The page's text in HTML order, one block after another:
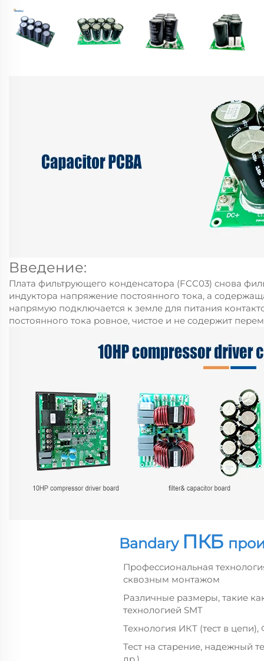
Введение:
Плата фильтрующего конденсатора (FCC03) снова
индуктора напряжение постоянного тока, а
напрямую подключается к земле для питания
постоянного тока ровное, чистое и не содержит
Bandary ПКБ
Профессиональная
сквозным монтажом
Различные размеры, такие
технологией SMT
Технология ИКТ (тест в
Тест на старение, надежный
др.)